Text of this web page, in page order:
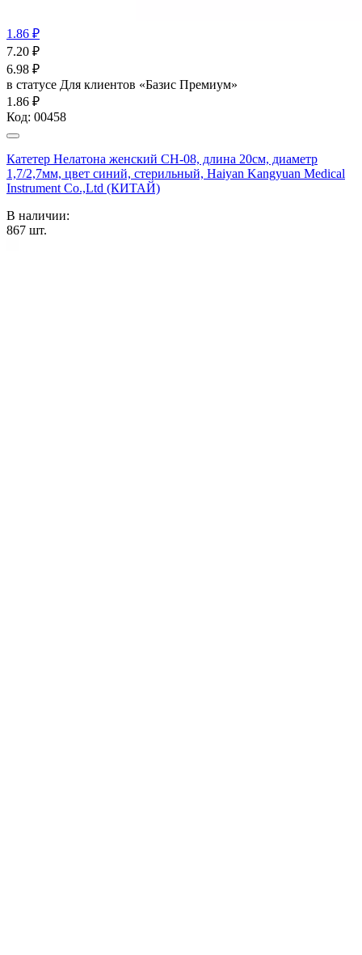
1.86 ₽
7.20 ₽
6.98 ₽
в статусе Для клиентов «Базис Премиум»
1.86 ₽
Код: 00458
Катетер Нелатона женский CH-08, длина 20см, диаметр
1,7/2,7мм, цвет синий, стерильный, Haiyan Kangyuan Medical
Instrument Co.,Ltd (КИТАЙ)
В наличии:
867 шт.